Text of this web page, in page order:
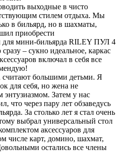
выходные в чисто
стилем отдыха. Мы
в бильярд, но в шахматы,
приобрести
для мини-бильярда RILEY ПУЛ 4
– сукно идеальное, каркас
включал в себя все
считают большими детьми. Я
для себя, но жена не
Затем у нас
что через пару лет обзаведусь
За столько лет я стал очень
выбрал универсальный стол
аксессуаров для
числе карт, домино, шахмат,
остались все члены